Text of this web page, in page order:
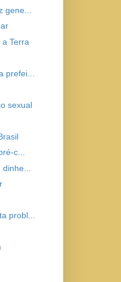
Terra
sexual
c...
probl...